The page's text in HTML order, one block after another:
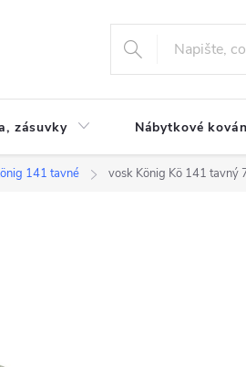
zásuvky Nábytkové
141 tavné vosk König Kö 141 tavný